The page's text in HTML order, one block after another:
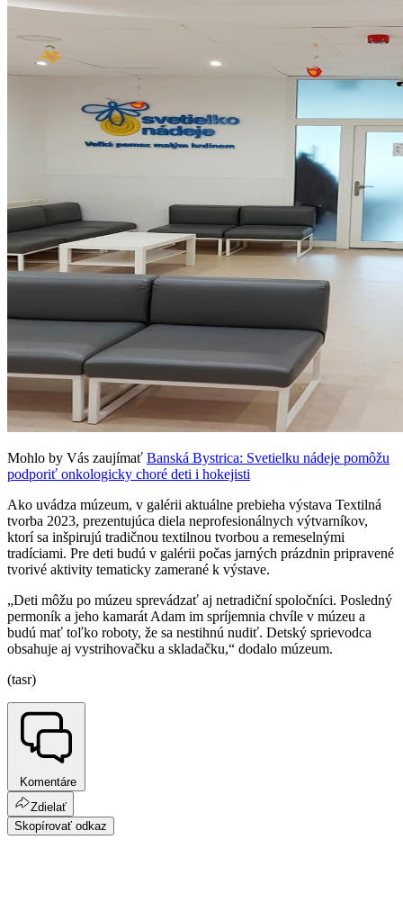
Mohlo by Vás zaujímať Banská Bystrica: Svetielku nádeje pomôžu
podporiť onkologicky choré deti i hokejisti
Ako uvádza múzeum, v galérii aktuálne prebieha výstava Textilná
tvorba 2023, prezentujúca diela neprofesionálnych výtvarníkov,
ktorí sa inšpirujú tradičnou textilnou tvorbou a remeselnými
tradíciami. Pre deti budú v galérii počas jarných prázdnin pripravené
tvorivé aktivity tematicky zamerané k výstave.
„Deti môžu po múzeu sprevádzať aj netradiční spoločníci. Posledný
permoník a jeho kamarát Adam im spríjemnia chvíle v múzeu a
budú mať toľko roboty, že sa nestihnú nudiť. Detský sprievodca
obsahuje aj vystrihovačku a skladačku,“ dodalo múzeum.
(tasr)
Komentáre
Zdielať
Skopírovať odkaz